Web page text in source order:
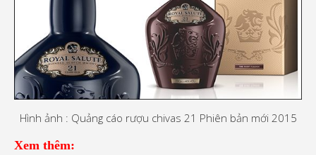
Hình ảnh : Quảng cáo rượu chivas 21 Phiên bản mới 2015
Xem thêm: